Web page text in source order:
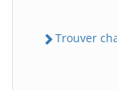
Trouver